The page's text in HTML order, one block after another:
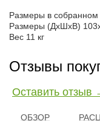
Размеры в
Размеры (ДхШхВ)
Вес 11 кг
Отзывы
Оставить отзыв
ОБЗОР